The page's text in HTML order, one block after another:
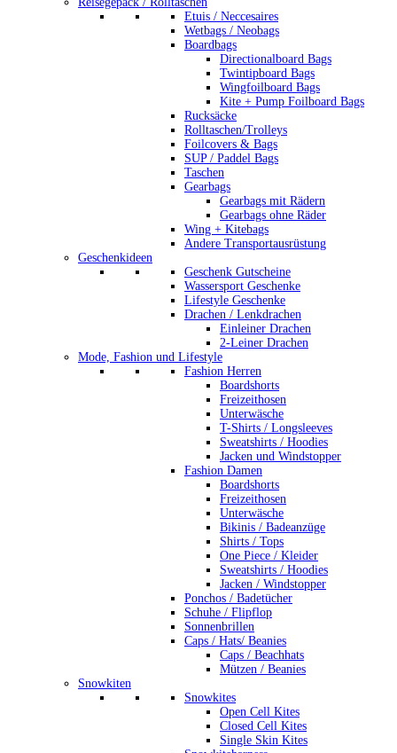
Etuis / Neccesaires
Wetbags / Neobags
Boardbags
Directionalboard Bags
Twintipboard Bags
Wingfoilboard Bags
Kite + Pump Foilboard Bags
Rucksäcke
Rolltaschen/Trolleys
Foilcovers & Bags
SUP / Paddel Bags
Taschen
Gearbags
Gearbags mit Rädern
Gearbags ohne Räder
Wing + Kitebags
Andere Transportausrüstung
Geschenkideen
Geschenk Gutscheine
Wassersport Geschenke
Lifestyle Geschenke
Drachen / Lenkdrachen
Einleiner Drachen
2-Leiner Drachen
Mode, Fashion und Lifestyle
Fashion Herren
Boardshorts
Freizeithosen
Unterwäsche
T-Shirts / Longsleeves
Sweatshirts / Hoodies
Jacken und Windstopper
Fashion Damen
Boardshorts
Freizeithosen
Unterwäsche
Bikinis / Badeanzüge
Shirts / Tops
One Piece / Kleider
Sweatshirts / Hoodies
Jacken / Windstopper
Ponchos / Badetücher
Schuhe / Flipflop
Sonnenbrillen
Caps / Hats/ Beanies
Caps / Beachhats
Mützen / Beanies
Snowkiten
Snowkites
Open Cell Kites
Closed Cell Kites
Single Skin Kites